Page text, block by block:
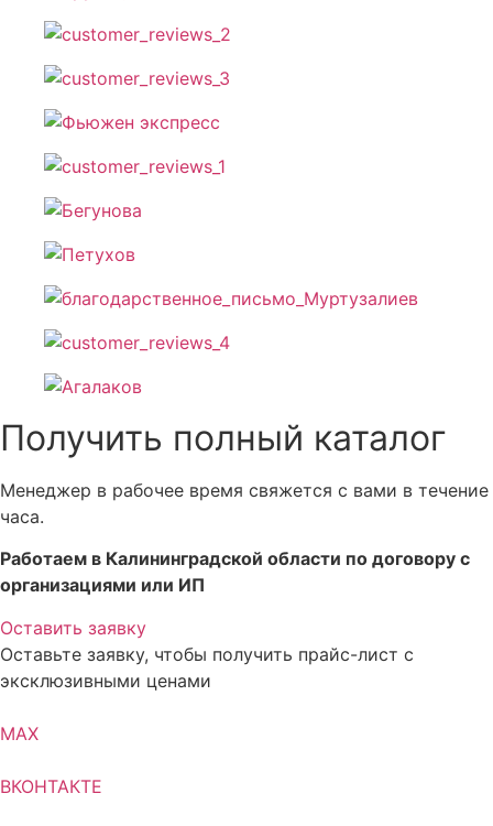
Получить полный каталог
Менеджер в рабочее время свяжется с вами в течение
часа.
Работаем в Калининградской области по договору с
организациями или ИП
Оставить заявку
Оставьте заявку, чтобы получить прайс-лист с
эксклюзивными ценами
MAX
ВКОНТАКТЕ